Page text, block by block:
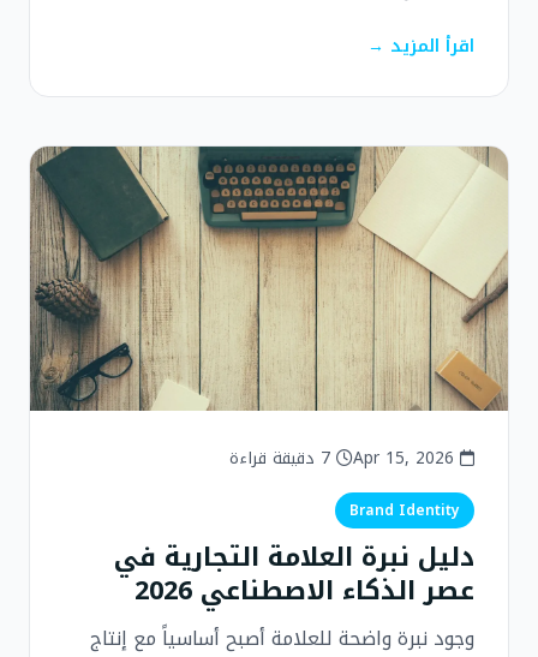
اقرأ المزيد →
Brand Identity
دليل نبرة العلامة التجارية في
عصر الذكاء الاصطناعي 2026
وجود نبرة واضحة للعلامة أصبح أساسياً مع إنتاج